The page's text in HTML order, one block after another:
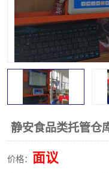
静安食品类托管仓
价格： 面议
上海托管仓库